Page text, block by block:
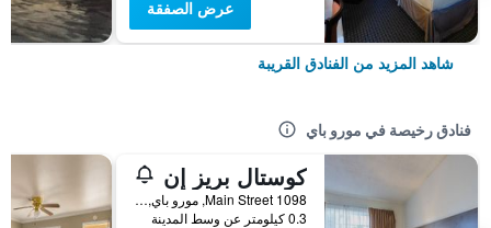
عرض الصفقة
شاهد المزيد من الفنادق القريبة
فنادق رخيصة في مورو باي
كوستال بريز إن
1098 Main Street, مورو باي, CA, الولايات المتحدة الأميريكية
0.3 كيلومتر عن وسط المدينة